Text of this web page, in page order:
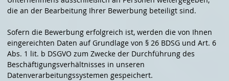
die an der Bearbeitung Ihrer Bewerbung beteiligt sind.
Sofern die Bewerbung erfolgreich ist, werden die von Ihnen
eingereichten Daten auf Grundlage von § 26 BDSG und Art. 6
Abs. 1 lit. b DSGVO zum Zwecke der Durchführung des
Beschäftigungsverhältnisses in unseren
Datenverarbeitungssystemen gespeichert.